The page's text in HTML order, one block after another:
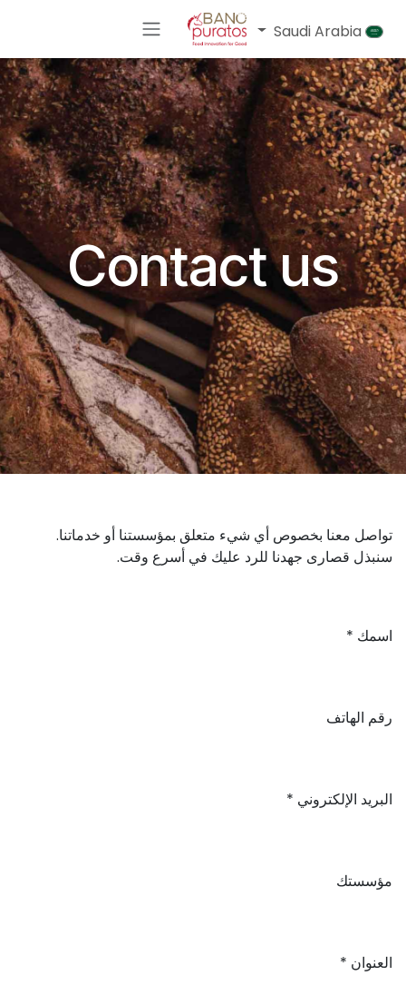
Contact us
تواصل معنا بخصوص أي شيء متعلق بمؤسستنا أو خدماتنا.
سنبذل قصارى جهدنا للرد عليك في أسرع وقت.
اسمك
رقم الهاتف
البريد الإلكتروني
مؤسستك
العنوان